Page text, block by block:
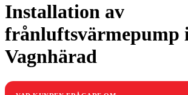
Installation av
frånluftsvärmepump
Vagnhärad